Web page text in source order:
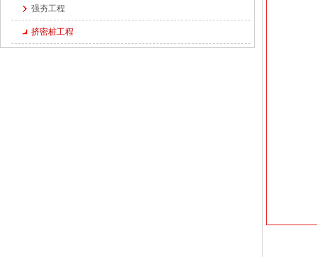
强夯工程
挤密桩工程